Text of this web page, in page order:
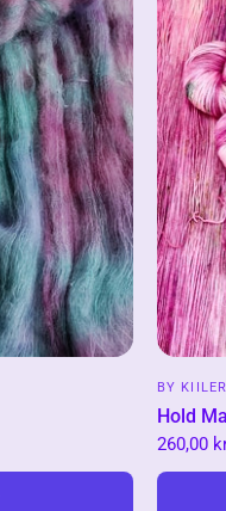
BY
Hold
260,00